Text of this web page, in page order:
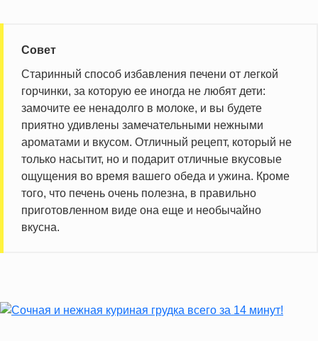
Совет
Старинный способ избавления печени от легкой
горчинки, за которую ее иногда не любят дети:
замочите ее ненадолго в молоке, и вы будете
приятно удивлены замечательными нежными
ароматами и вкусом. Отличный рецепт, который не
только насытит, но и подарит отличные вкусовые
ощущения во время вашего обеда и ужина. Кроме
того, что печень очень полезна, в правильно
приготовленном виде она еще и необычайно
вкусна.